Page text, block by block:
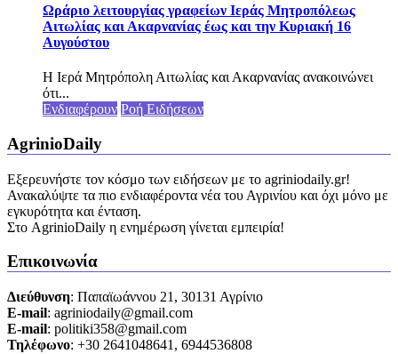
Ωράριο λειτουργίας γραφείων Ιεράς Μητροπόλεως
Αιτωλίας και Ακαρνανίας έως και την Κυριακή 16
Αυγούστου
Η Ιερά Μητρόπολη Αιτωλίας και Ακαρνανίας ανακοινώνει
ότι...
Ενδιαφέρουν Ροή Ειδήσεων
AgrinioDaily
Εξερευνήστε τον κόσμο των ειδήσεων με το agriniodaily.gr!
Ανακαλύψτε τα πιο ενδιαφέροντα νέα του Αγρινίου και όχι μόνο με
εγκυρότητα και ένταση.
Στο AgrinioDaily η ενημέρωση γίνεται εμπειρία!
Επικοινωνία
Διεύθυνση: Παπαϊωάννου 21, 30131 Αγρίνιο
Ε-mail: agriniodaily@gmail.com
Ε-mail: politiki358@gmail.com
Τηλέφωνο: +30 2641048641, 6944536808